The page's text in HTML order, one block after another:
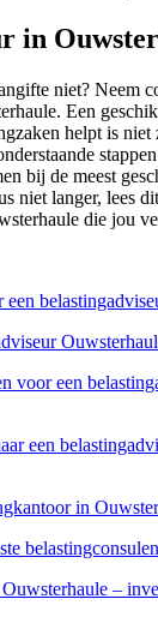
in
niet? Neem
Een
helpt is niet
bij de meest
niet langer, lees
die jou
een
voor een
een
in
–